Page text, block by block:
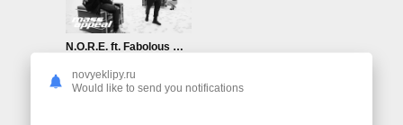
N.O.R.E. ft. Fabolous — Big Chain
novyeklipy.ru
Would like to send you notifications